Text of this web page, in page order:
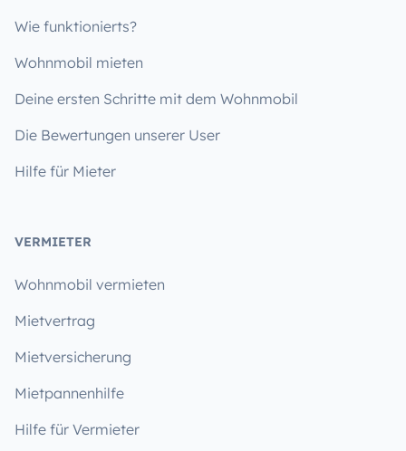
Wie funktionierts?
Wohnmobil mieten
Deine ersten Schritte mit dem Wohnmobil
Die Bewertungen unserer User
Hilfe für Mieter
VERMIETER
Wohnmobil vermieten
Mietvertrag
Mietversicherung
Mietpannenhilfe
Hilfe für Vermieter